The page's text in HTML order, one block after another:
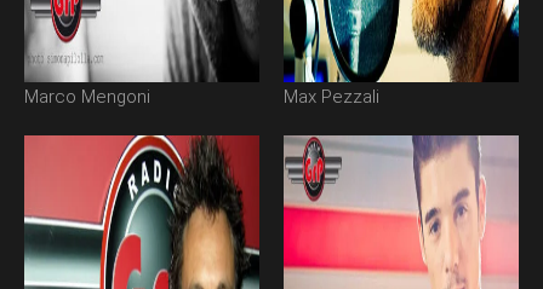
Marco Mengoni Max Pezzali